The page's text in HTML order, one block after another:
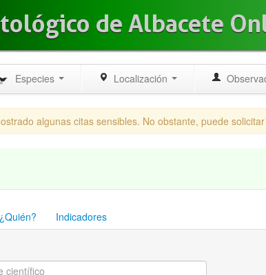
de Albacete
Especies Localización
algunas citas sensibles. No obstante, puede
¿Quién? Indicadores